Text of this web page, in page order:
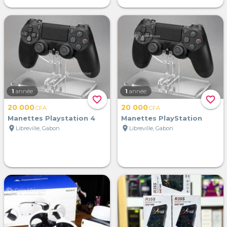
favorite_border
1 année
20 000CFA
Manettes Playstation 4
location_on Libreville, Gabon
favorite_border
1 année
20 000CFA
Manettes PlayStation
location_on Libreville, Gabon